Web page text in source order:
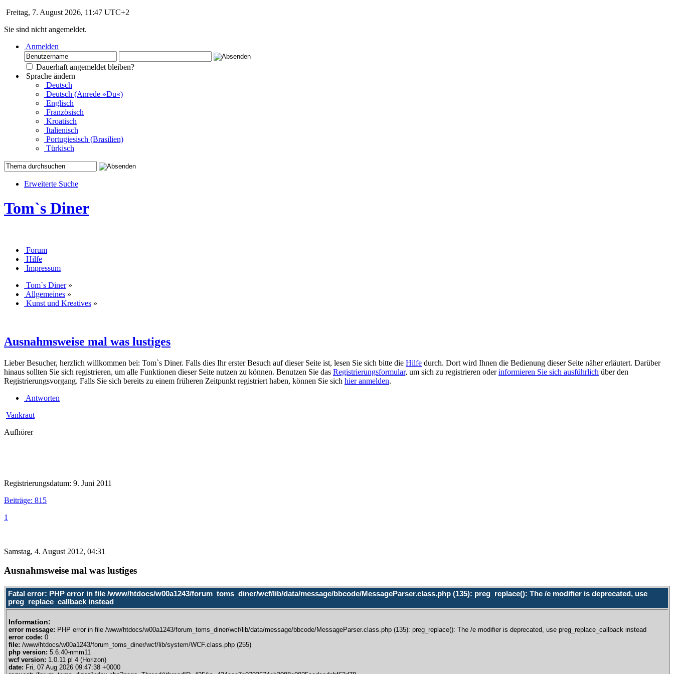
Freitag, 7. August 2026, 11:47 UTC+2
Sie sind nicht angemeldet.
Anmelden
Dauerhaft angemeldet bleiben?
Sprache ändern
Deutsch
Deutsch (Anrede »Du«)
Englisch
Französisch
Kroatisch
Italienisch
Portugiesisch (Brasilien)
Türkisch
Erweiterte Suche
Tom`s Diner
Forum
Hilfe
Impressum
Tom`s Diner»
Allgemeines »
Kunst und Kreatives »
Ausnahmsweise mal was lustiges
Lieber Besucher, herzlich willkommen bei: Tom`s Diner. Falls dies Ihr erster Besuch auf dieser Seite ist, lesen Sie sich bitte die Hilfe durch. Dort wird Ihnen die Bedienung dieser Seite näher erläutert. Darüber
hinaus sollten Sie sich registrieren, um alle Funktionen dieser Seite nutzen zu können. Benutzen Sie das Registrierungsformular, um sich zu registrieren oderinformieren Sie sich ausführlich über den
Registrierungsvorgang. Falls Sie sich bereits zu einem früheren Zeitpunkt registriert haben, können Sie sich hier anmelden.
Antworten
Vankraut
Aufhörer
Registrierungsdatum: 9. Juni 2011
Beiträge: 815
1
Samstag, 4. August 2012, 04:31
Ausnahmsweise mal was lustiges
Fatal error: PHP error in file /www/htdocs/w00a1243/forum_toms_diner/wcf/lib/data/message/bbcode/MessageParser.class.php (135): preg_replace(): The /e modifier is deprecated, use
preg_replace_callback instead
Information:
error message: PHP error in file /www/htdocs/w00a1243/forum_toms_diner/wcf/lib/data/message/bbcode/MessageParser.class.php (135): preg_replace(): The /e modifier is deprecated, use preg_replace_callback instead
error code: 0
file: /www/htdocs/w00a1243/forum_toms_diner/wcf/lib/system/WCF.class.php (255)
php version: 5.6.40-nmm11
wcf version: 1.0.11 pl 4 (Horizon)
date: Fri, 07 Aug 2026 09:47:38 +0000